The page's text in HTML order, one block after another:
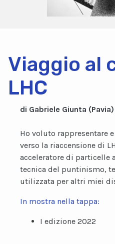
Viaggio al
LHC
di Gabriele Giunta (Pavia)
Ho voluto rappresentare
verso la riaccensione di
acceleratore di particelle
tecnica del puntinismo,
utilizzata per altri miei
In mostra nella tappa:
I edizione 2022